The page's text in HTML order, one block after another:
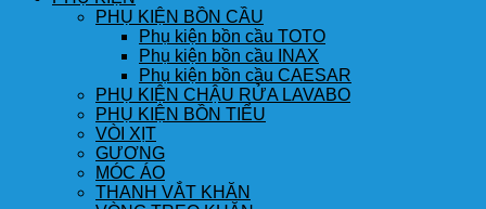
PHỤ KIỆN BỒN CẦU
Phụ kiện bồn cầu TOTO
Phụ kiện bồn cầu INAX
Phụ kiện bồn cầu CAESAR
PHỤ KIỆN CHẬU RỬA LAVABO
PHỤ KIỆN BỒN TIỂU
VÒI XỊT
GƯƠNG
MÓC ÁO
THANH VẮT KHĂN